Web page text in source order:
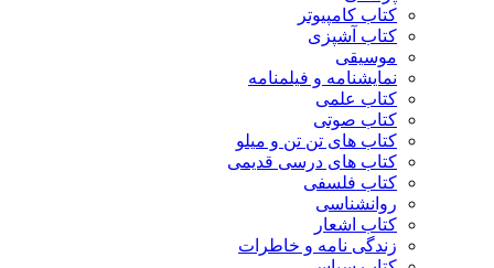
کتاب کامپیوتر
کتاب آشپزی
موسیقی
نمایشنامه و فیلمنامه
کتاب علمی
کتاب صوتی
کتاب های تن تن و میلو
کتاب های درسی قدیمی
کتاب فلسفی
روانشناسی
کتاب اشعار
زندگی نامه و خاطرات